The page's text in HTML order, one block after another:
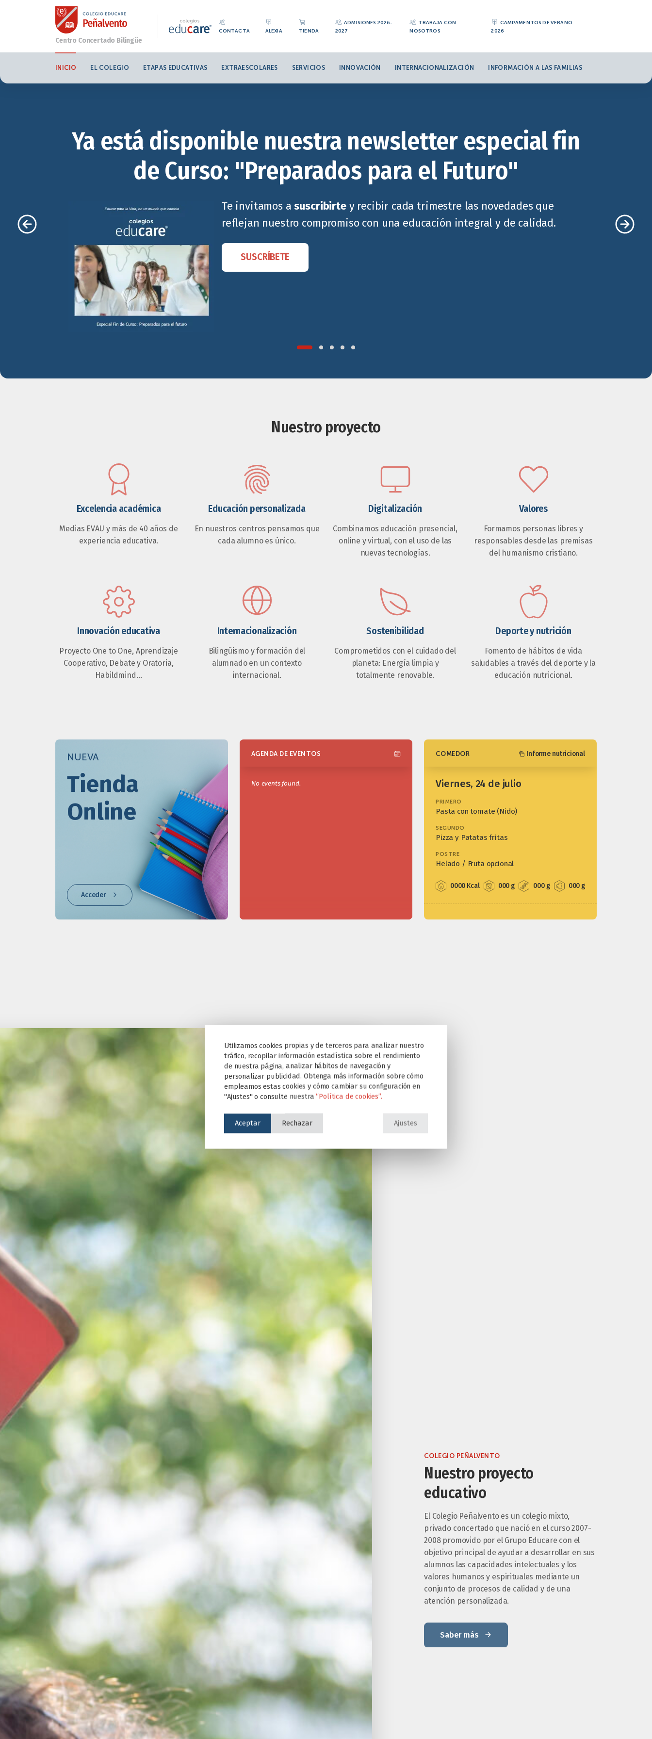
CONTACTA ALEXIA TIENDA
ADMISIONES 2026-
2027
TRABAJA CON
NOSOTROS
CAMPAMENTOS DE VERANO
2026
INICIO EL COLEGIO ETAPAS EDUCATIVAS EXTRAESCOLARES SERVICIOS INNOVACIÓN INTERNACIONALIZACIÓN INFORMACIÓN A LAS FAMILIAS
Ya está disponible nuestra newsletter especial fin
de Curso: "Preparados para el Futuro"
Te invitamos asuscribirtey recibir cada trimestre las novedades que
reflejan nuestro compromiso con una educación integral y de calidad.
SUSCRÍBETE
Nuestro proyecto
Excelencia académica
Medias EVAU y más de 40 años de
experiencia educativa.
Educación personalizada
En nuestros centros pensamos que
cada alumno es único.
Digitalización
Combinamos educación presencial,
online y virtual, con el uso de las
nuevas tecnologías.
Valores
Formamos personas libres y
responsables desde las premisas
del humanismo cristiano.
Innovación educativa
Proyecto One to One, Aprendizaje
Cooperativo, Debate y Oratoria,
Habildmind…
Internacionalización
Bilingüismo y formación del
alumnado en un contexto
internacional.
Sostenibilidad
Comprometidos con el cuidado del
planeta: Energía limpia y
totalmente renovable.
Deporte y nutrición
Fomento de hábitos de vida
saludables a través del deporte y la
educación nutricional.
NUEVA
Tienda
Online
Acceder
AGENDA DE EVENTOS
No events found.
COMEDOR Informe nutricional
viernes, 24 de julio
PRIMERO
Pasta con tomate (Nido)
SEGUNDO
Pizza y Patatas fritas
POSTRE
Helado / Fruta opcional
0000 Kcal 000 g 000 g 000 g
COLEGIO PEÑALVENTO
Nuestro proyecto
educativo
El Colegio Peñalvento es un colegio mixto,
privado concertado que nació en el curso 2007-
2008 promovido por el Grupo Educare con el
objetivo principal de ayudar a desarrollar en sus
alumnos las capacidades intelectuales y los
valores humanos y espirituales mediante un
conjunto de procesos de calidad y de una
atención personalizada.
Saber más
Utilizamos cookies propias y de terceros para analizar nuestro
tráfico, recopilar información estadística sobre el rendimiento
de nuestra página, analizar hábitos de navegación y
personalizar publicidad. Obtenga más información sobre cómo
empleamos estas cookies y cómo cambiar su configuración en
"Ajustes" o consulte nuestra“Política de cookies”.
Aceptar Rechazar Ajustes